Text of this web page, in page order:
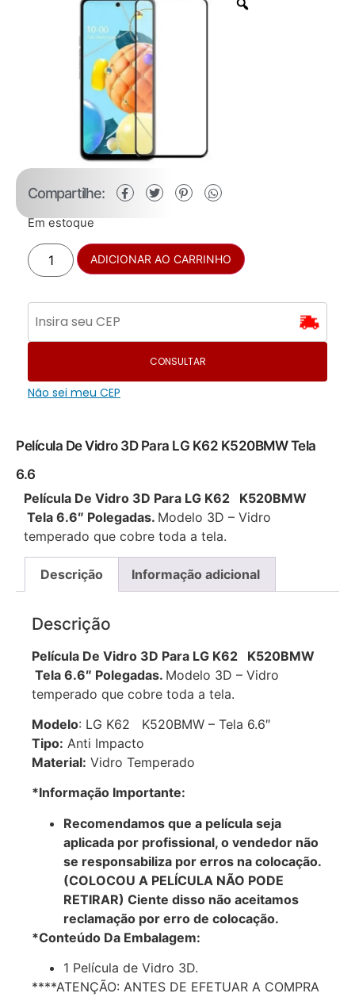
Película De Vidro 3D Para LG K62 K520BMW Tela
6.6
Película De Vidro 3D Para LG K62 K520BMW
Tela 6.6″ Polegadas. Modelo 3D – Vidro
temperado que cobre toda a tela.
Descrição Informação adicional
Descrição
Película De Vidro 3D Para LG K62 K520BMW
Tela 6.6″ Polegadas. Modelo 3D – Vidro
temperado que cobre toda a tela.
Modelo: LG K62 K520BMW – Tela 6.6″
Tipo: Anti Impacto
Material: Vidro Temperado
*Informação Importante:
Recomendamos que a película seja
aplicada por profissional, o vendedor não
se responsabiliza por erros na colocação.
(COLOCOU A PELÍCULA NÃO PODE
RETIRAR) Ciente disso não aceitamos
reclamação por erro de colocação.
*Conteúdo Da Embalagem:
1 Película de Vidro 3D.
****ATENÇÃO: ANTES DE EFETUAR A COMPRA
Compartilhe:
Em estoque
ADICIONAR AO CARRINHO
CONSULTAR
Não sei meu CEP